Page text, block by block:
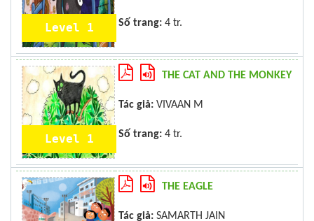
Level 1 Số trang: 4 tr.
Level 1
THE CAT AND THE MONKEY
Tác giả: VIVAAN M
Số trang: 4 tr.
THE EAGLE
Tác giả: SAMARTH JAIN